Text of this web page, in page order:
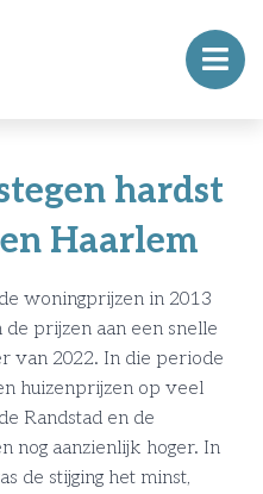
hardst
Haarlem
woningprijzen in 2013
prijzen aan een snelle
van 2022. In die periode
huizenprijzen op veel
Randstad en de
nog aanzienlijk hoger. In
de stijging het minst,